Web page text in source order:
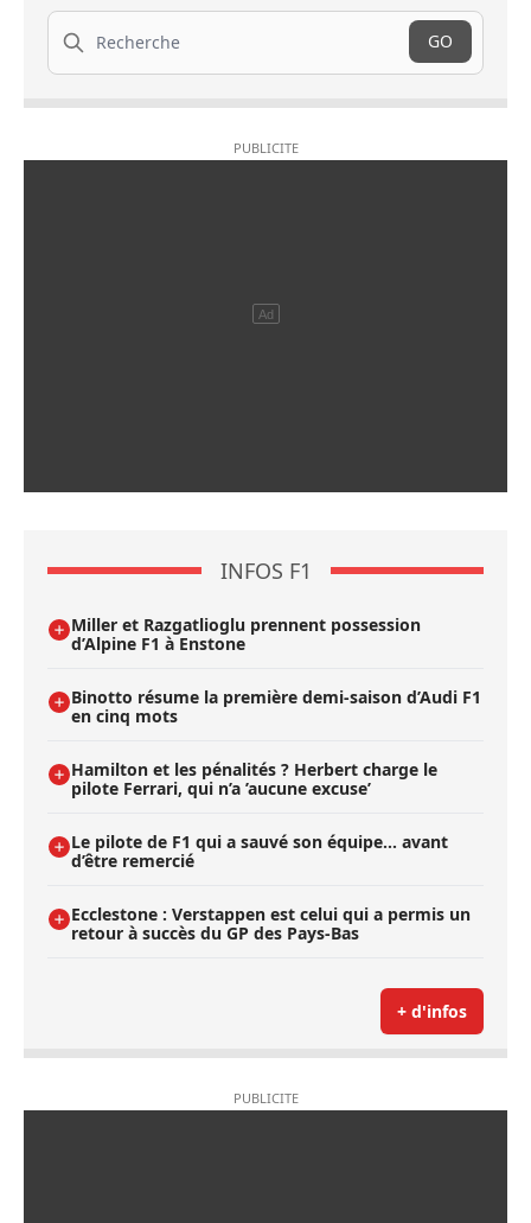
Recherche
GO
INFOS F1
Miller et Razgatlioglu prennent possession
d’Alpine F1 à Enstone
Binotto résume la première demi-saison d’Audi F1
en cinq mots
Hamilton et les pénalités ? Herbert charge le
pilote Ferrari, qui n’a ’aucune excuse’
Le pilote de F1 qui a sauvé son équipe… avant
d’être remercié
Ecclestone : Verstappen est celui qui a permis un
retour à succès du GP des Pays-Bas
+ d'infos